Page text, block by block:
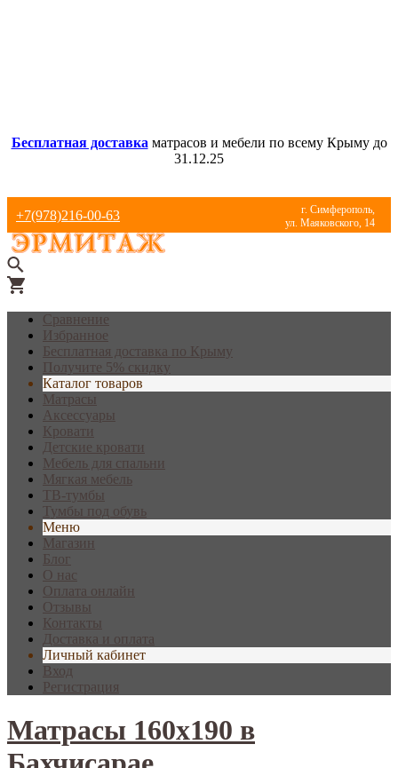
Бесплатная доставка матрасов и мебели по всему Крыму до
31.12.25
+7(978)216-00-63
г. Симферополь,
ул. Маяковского, 14
Сравнение
Избранное
Бесплатная доставка по Крыму
Получите 5% скидку
Каталог товаров
Матрасы
Аксессуары
Кровати
Детские кровати
Мебель для спальни
Мягкая мебель
ТВ-тумбы
Тумбы под обувь
Меню
Магазин
Блог
О нас
Оплата онлайн
Отзывы
Контакты
Доставка и оплата
Личный кабинет
Вход
Регистрация
Матрасы 160х190 в